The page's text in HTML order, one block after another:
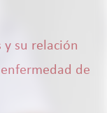
y su relación
de